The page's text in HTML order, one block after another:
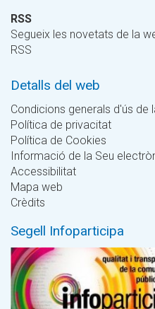
RSS
Segueix les novetats de la
RSS
Detalls del web
Condicions generals d'ús de
Política de privacitat
Política de Cookies
Informació de la Seu
Accessibilitat
Mapa web
Crèdits
Segell Infoparticipa